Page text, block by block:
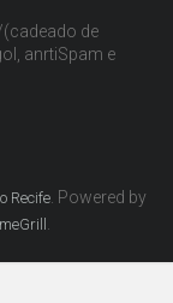
de
anrtiSpam e
Recife. Powered by